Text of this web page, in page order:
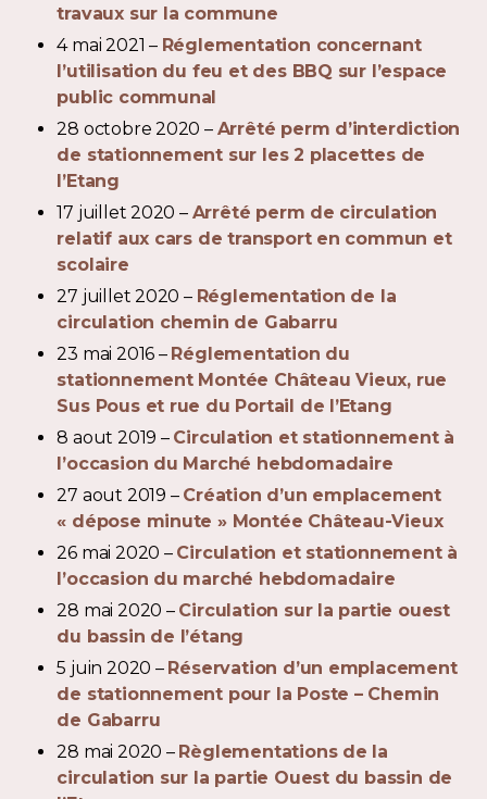
travaux sur la commune
4 mai 2021 – Réglementation concernant
l’utilisation du feu et des BBQ sur l’espace
public communal
28 octobre 2020 – Arrêté perm d’interdiction
de stationnement sur les 2 placettes de
l’Etang
17 juillet 2020 – Arrêté perm de circulation
relatif aux cars de transport en commun et
scolaire
27 juillet 2020 – Réglementation de la
circulation chemin de Gabarru
23 mai 2016 – Réglementation du
stationnement Montée Château Vieux, rue
Sus Pous et rue du Portail de l’Etang
8 aout 2019 – Circulation et stationnement à
l’occasion du Marché hebdomadaire
27 aout 2019 – Création d’un emplacement
« dépose minute » Montée Château-Vieux
26 mai 2020 – Circulation et stationnement à
l’occasion du marché hebdomadaire
28 mai 2020 – Circulation sur la partie ouest
du bassin de l’étang
5 juin 2020 – Réservation d’un emplacement
de stationnement pour la Poste – Chemin
de Gabarru
28 mai 2020 – Règlementations de la
circulation sur la partie Ouest du bassin de